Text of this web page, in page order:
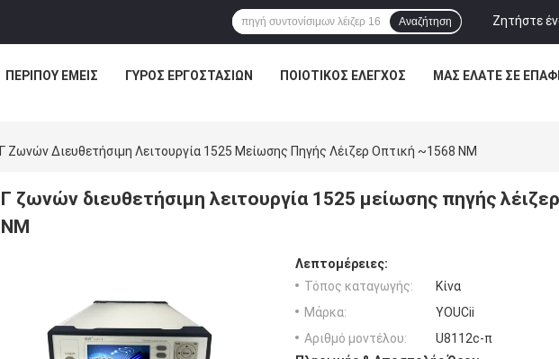
Ζητήστε
Αναζήτηση
ΠΕΡΊΠΟΥ ΕΜΕΊΣ ΓΎΡΟΣ ΕΡΓΟΣΤΑΣΊΩΝ ΠΟΙΟΤΙΚΌΣ ΈΛΕΓΧΟΣ ΜΑΣ ΕΛΆΤΕ ΣΕ
Γ Ζωνών Διευθετήσιμη Λειτουργία 1525 Μείωσης Πηγής Λέιζερ Οπτική ~1568 NM
Γ ζωνών διευθετήσιμη λειτουργία 1525 μείωσης πηγής
NM
Λεπτομέρειες:
Τόπος καταγωγής:
Κίνα
Μάρκα:
YOUCii
Αριθμό μοντέλου:
U8112c-π